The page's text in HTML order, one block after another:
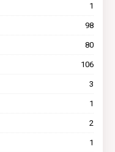
1
98
80
106
3
1
2
1